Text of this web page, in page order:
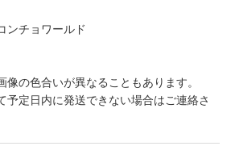
ンチョワールド
像の色合いが異なることもあります。
定日内に発送できない場合はご連絡さ